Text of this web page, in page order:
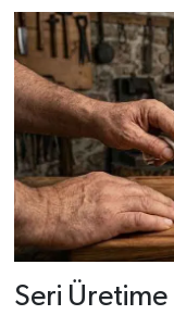
Seri Üretime